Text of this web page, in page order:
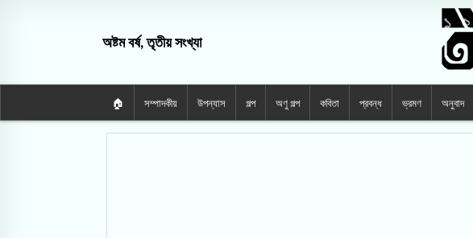
অষ্টম বর্ষ, তৃতীয় সংখ্যা
🏠 সম্পাদকীয় উপন্যাস গল্প অণু গল্প কবিতা প্রবন্ধ ভ্রমণ অনুবাদ